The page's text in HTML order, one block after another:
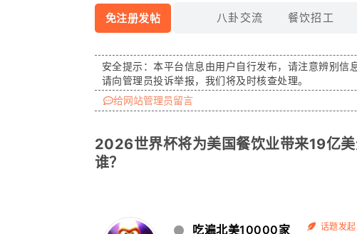
免注册发帖 八卦交流 餐饮招工
安全提示：本平台信息由用户自行发布，请注意辨别信
请向管理员投诉举报，我们将及时核查处理。
给网站管理员留言
2026世界杯将为美国餐饮业带来19亿
谁？
吃遍北美10000家 话题发